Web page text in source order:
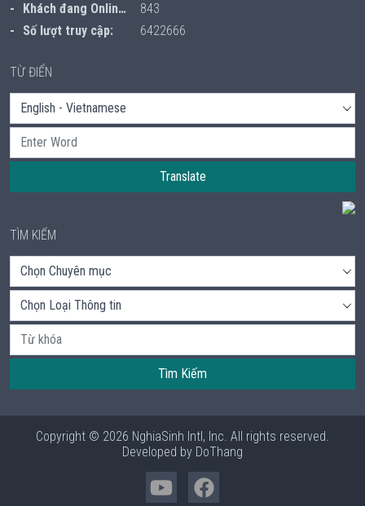
Khách đang Online:
843
Số lượt truy cập:
6422666
TỪ ĐIỂN
Translate
TÌM KIẾM
Tìm Kiếm
Copyright © 2026 NghiaSinh Intl, Inc. All rights reserved.
Developed by DoThang